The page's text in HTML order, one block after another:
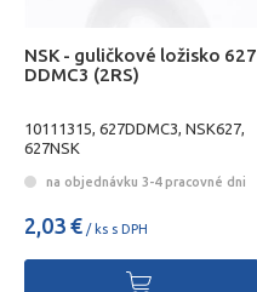
NSK - guličkové ložisko 627
DDMC3 (2RS)
10111315, 627DDMC3, NSK627,
627NSK
na objednávku 3-4 pracovné dni
2,03 € / ks s DPH